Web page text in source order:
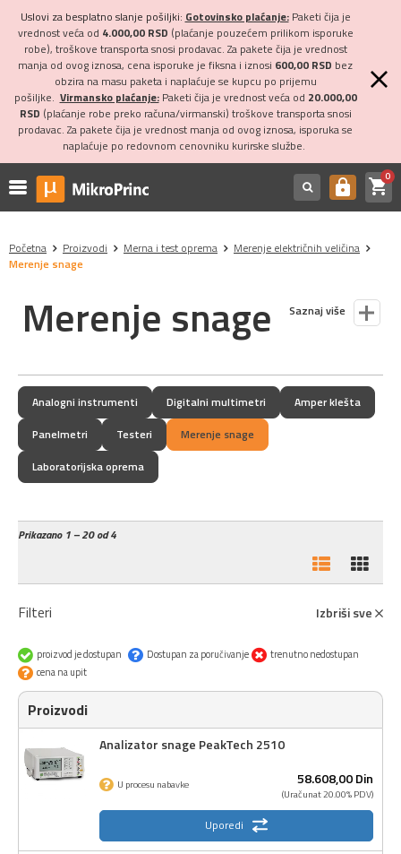
Uslovi za besplatno slanje pošiljki: Gotovinsko plaćanje:Paketi čija je
vrednost veća od 4.000,00 RSD (plaćanje pouzećem prilikom isporuke
robe), troškove transporta snosi prodavac. Za pakete čija je vrednost
manja od ovog iznosa, cena isporuke je fiksna i iznosi 600,00 RSD bez
obzira na masu paketa i naplaćuje se kupcu po prijemu
pošiljke. Virmansko plaćanje:Paketi čija je vrednost veća od 20.000,00
RSD (plaćanje robe preko računa/virmanski) troškove transporta snosi
prodavac. Za pakete čija je vrednost manja od ovog iznosa, isporuka se
naplaćuje po redovnom cenovniku kurirske službe.
https shopping_cart0
Početna Proizvodi Merna i test oprema
Merenje električnih veličina
Merenje snage
Merenje snage Saznaj više
Analogni instrumenti Digitalni multimetri
Amper klešta
Panelmetri
Testeri
Merenje snage
Laboratorijska oprema
Prikazano1 – 20 od 4
Filteri Izbriši sve
proizvod je dostupan Dostupan za poručivanje
trenutno nedostupan
cena na upit
Proizvodi
Analizator snage PeakTech 2510
58.608,00Din
(Uračunat 20.00% PDV)
U procesu nabavke
Uporedi